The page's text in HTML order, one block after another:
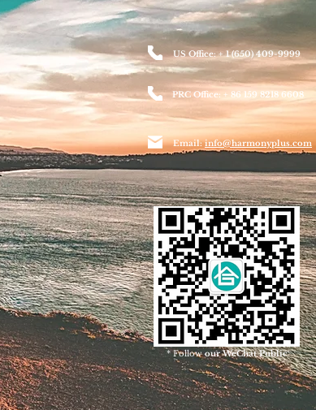
US Office: + 1 (650) 409-9999
PRC Office: + 86 159 8218 6608
Email:info@harmonyplus.com
* Followour WeChat Public